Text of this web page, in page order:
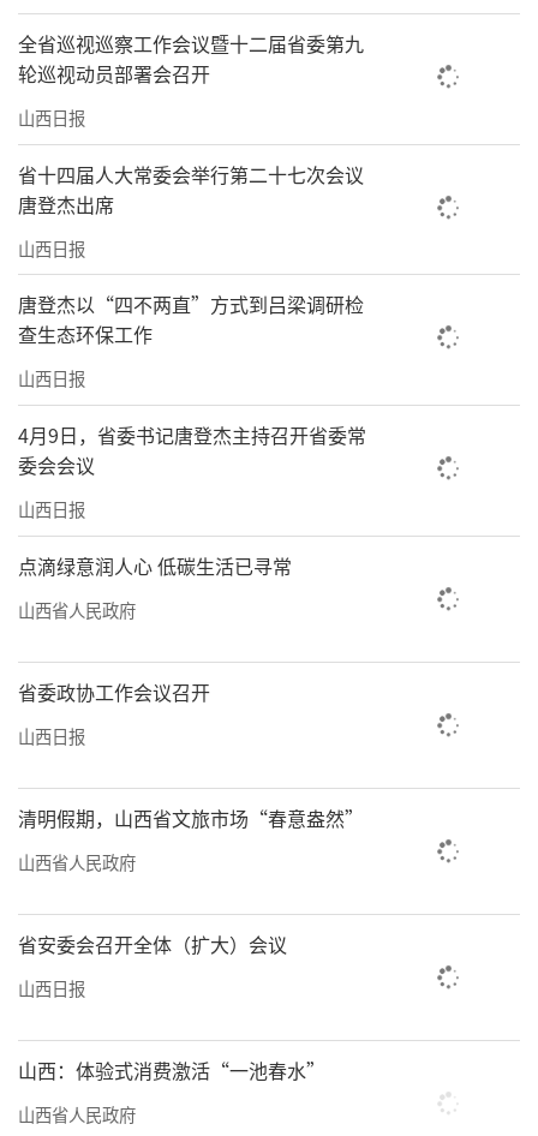
全省巡视巡察工作会议暨十二届省委第九
轮巡视动员部署会召开
山西日报
省十四届人大常委会举行第二十七次会议
唐登杰出席
山西日报
唐登杰以“四不两直”方式到吕梁调研检
查生态环保工作
山西日报
4月9日，省委书记唐登杰主持召开省委常
委会会议
山西日报
点滴绿意润人心 低碳生活已寻常
山西省人民政府
省委政协工作会议召开
山西日报
清明假期，山西省文旅市场“春意盎然”
山西省人民政府
省安委会召开全体（扩大）会议
山西日报
山西：体验式消费激活“一池春水”
山西省人民政府